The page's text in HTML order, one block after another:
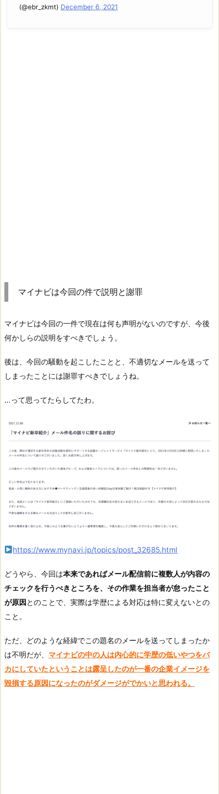
(@ebr_zkmt) December 6, 2021
マイナビは今回の件で説明と謝罪
マイナビは今回の一件で現在は何も声明がないのですが、今後
何かしらの説明をすべきでしょう。
後は、今回の騒動を起こしたことと、不適切なメールを送って
しまったことには謝罪すべきでしょうね。
…って思ってたらしてたわ。
https://www.mynavi.jp/topics/post_32685.html
どうやら、今回は本来であればメール配信前に複数人が内容の
チェックを行うべきところを、その作業を担当者が怠ったこと
が原因とのことで、実際は学歴による対応は特に変えないとの
こと。
ただ、どのような経緯でこの題名のメールを送ってしまったか
は不明だが、 マイナビの中の人は内心的に学歴の低いやつをバ
カにしていたということは露呈したのが一番の企業イメージを
毀損する原因になったのがダメージがでかいと思われる。